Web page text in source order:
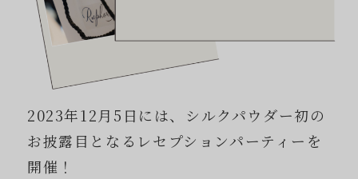
2023年12月5日には、シルクパウダー初の
お披露目となるレセプションパーティーを
開催！